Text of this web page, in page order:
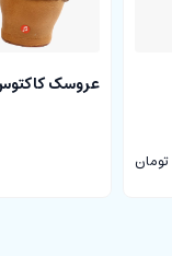
تومان
عروسک